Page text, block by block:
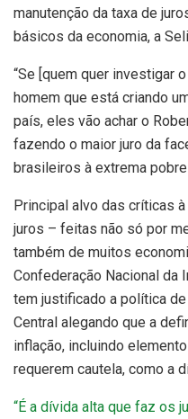
manutenção da taxa de
básicos da economia, a
“Se [quem quer investigar
homem que está criando
país, eles vão achar o
fazendo o maior juro da
brasileiros à extrema
Principal alvo das críticas
juros – feitas não só por
também de muitos
Confederação Nacional da
tem justificado a política
Central alegando que a
inflação, incluindo
requerem cautela, como a
“É a dívida alta que faz os